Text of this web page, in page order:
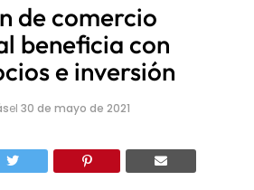
de comercio
beneficia con
e inversión
el 30 de mayo de 2021